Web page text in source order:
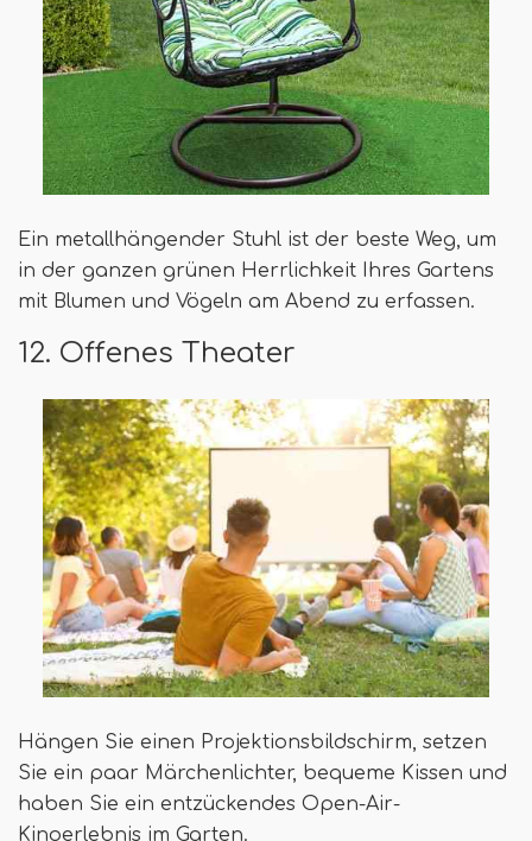
Ein metallhängender Stuhl ist der beste Weg, um
in der ganzen grünen Herrlichkeit Ihres Gartens
mit Blumen und Vögeln am Abend zu erfassen.
12. Offenes Theater
Hängen Sie einen Projektionsbildschirm, setzen
Sie ein paar Märchenlichter, bequeme Kissen und
haben Sie ein entzückendes Open-Air-
Kinoerlebnis im Garten.